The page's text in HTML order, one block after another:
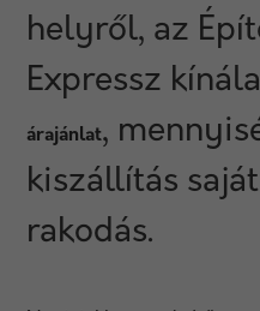
helyről, az
Expressz
árajánlat,
kiszállítás
rakodás.